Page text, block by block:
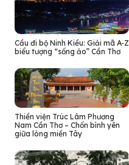
Cầu đi bộ Ninh Kiều: Giải mã A-Z
biểu tượng “sống ảo” Cần Thơ
Thiền viện Trúc Lâm Phương
Nam Cần Thơ – Chốn bình yên
giữa lòng miền Tây